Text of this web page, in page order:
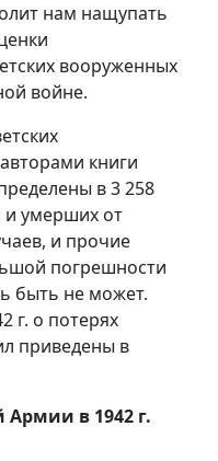
нам нащупать
вооруженных
войне.
книги
в 3 258
и умерших от
и прочие
погрешности
быть не может.
г. о потерях
приведены в
Армии в 1942 г.